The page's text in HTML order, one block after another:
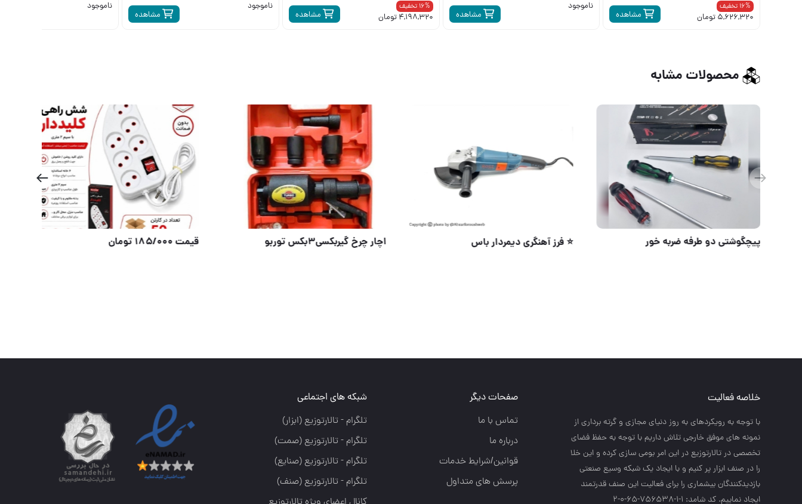
مشاهده
16% تخفیف
5,626,320 تومان مشاهده
ناموجود
مشاهده
16% تخفیف
4,198,320 تومان مشاهده
ناموجود ناموجود
محصولات مشابه
شناور های برونل پيچگوشتي دو طرفه ضربه خور ⭐️ فرز آهنگری دیمردار باس اچار چرخ گیربکسی۳بکس توربو
خلاصه فعالیت
با توجه به رويكردهاي به روز دنياي مجازي و گرته برداري از
نمونه هاي موفق خارجي تلاش داريم با توجه به حفظ فضاي
تخصصي در تالارتوزيع در اين امر بومي سازي كرده و اين خلا
را در صنف ابزار پر كنيم و با ايجاد يك شبكه وسيع صنعتي
بازديدكنندگان بيشماري را براي فعاليت اين صنف قدرتمند
ايجاد نماييم. کد شامد: 1-1-756538-65-0-2
صفحات دیگر
تماس با ما
درباره ما
قوانین/شرایط خدمات
پرسش های متداول
شبکه های اجتماعی
تلگرام - تالارتوزيع (ابزار)
تلگرام - تالارتوزيع (صمت)
تلگرام - تالارتوزيع (صنايع)
تلگرام - تالارتوزیع (صنف)